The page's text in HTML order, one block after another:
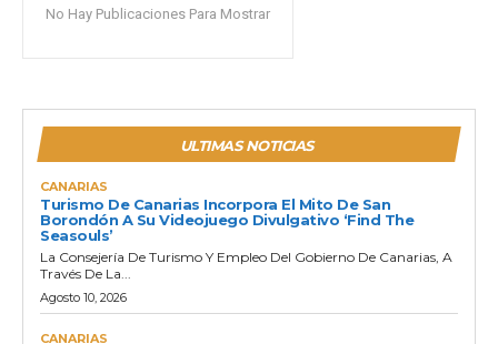
No Hay Publicaciones Para Mostrar
ULTIMAS NOTICIAS
CANARIAS
Turismo De Canarias Incorpora El Mito De San
Borondón A Su Videojuego Divulgativo ‘Find The
Seasouls’
La Consejería De Turismo Y Empleo Del Gobierno De Canarias, A
Través De La...
Agosto 10, 2026
CANARIAS